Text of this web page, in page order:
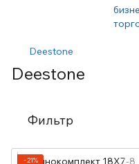
Deestone
Deestone
Фильтр
−21%